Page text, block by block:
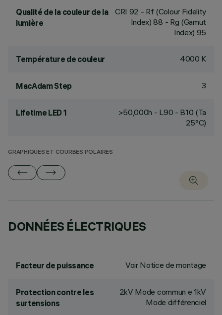
Qualité de la couleur de la
lumière
CRI 92 - Rf (Colour Fidelity
Index) 88 - Rg (Gamut
Index) 95
Température de couleur 4000 K
MacAdam Step 3
Lifetime LED 1
>50,000h - L90 - B10 (Ta
25°C)
GRAPHIQUES ET COURBES POLAIRES
DONNÉES ÉLECTRIQUES
Facteur de puissance Voir Notice de montage
Protection contre les
surtensions
2kV Mode commun e 1kV
Mode différenciel